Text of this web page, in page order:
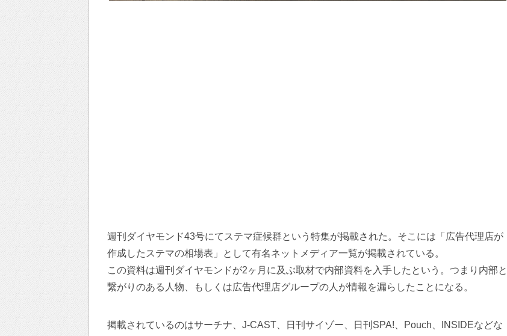
週刊ダイヤモンド43号にてステマ症候群という特集が掲載された。そこには「広告代理店が
作成したステマの相場表」として有名ネットメディア一覧が掲載されている。
この資料は週刊ダイヤモンドが2ヶ月に及ぶ取材で内部資料を入手したという。つまり内部と
繋がりのある人物、もしくは広告代理店グループの人が情報を漏らしたことになる。
掲載されているのはサーチナ、J-CAST、日刊サイゾー、日刊SPA!、Pouch、INSIDEなどな